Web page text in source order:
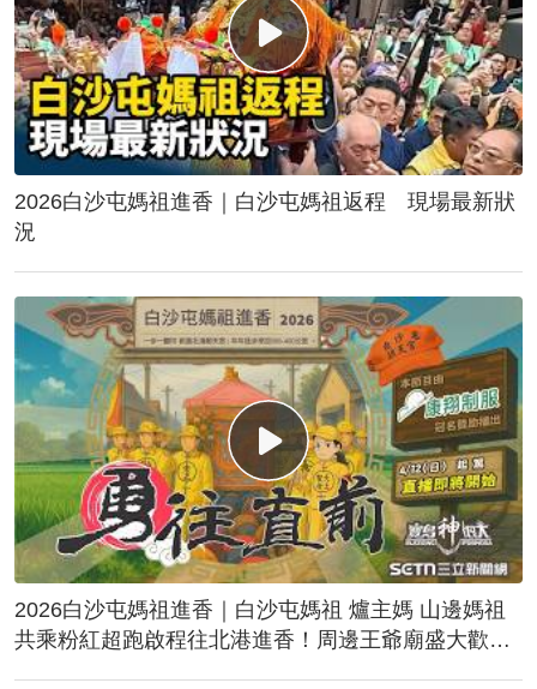
2026白沙屯媽祖進香｜白沙屯媽祖返程 現場最新狀
況
2026白沙屯媽祖進香｜白沙屯媽祖 爐主媽 山邊媽祖
共乘粉紅超跑啟程往北港進香！周邊王爺廟盛大歡